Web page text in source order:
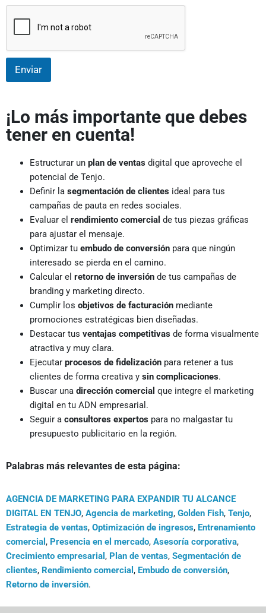
Enviar
¡Lo más importante que debes
tener en cuenta!
Estructurar un plan de ventas digital que aproveche el
potencial de Tenjo.
Definir la segmentación de clientes ideal para tus
campañas de pauta en redes sociales.
Evaluar el rendimiento comercial de tus piezas gráficas
para ajustar el mensaje.
Optimizar tu embudo de conversión para que ningún
interesado se pierda en el camino.
Calcular el retorno de inversión de tus campañas de
branding y marketing directo.
Cumplir los objetivos de facturación mediante
promociones estratégicas bien diseñadas.
Destacar tus ventajas competitivas de forma visualmente
atractiva y muy clara.
Ejecutar procesos de fidelización para retener a tus
clientes de forma creativa y sin complicaciones.
Buscar una dirección comercial que integre el marketing
digital en tu ADN empresarial.
Seguir a consultores expertos para no malgastar tu
presupuesto publicitario en la región.
Palabras más relevantes de esta página:
AGENCIA DE MARKETING PARA EXPANDIR TU ALCANCE
DIGITAL EN TENJO, Agencia de marketing, Golden Fish, Tenjo,
Estrategia de ventas, Optimización de ingresos, Entrenamiento
comercial , Presencia en el mercado, Asesoría corporativa,
Crecimiento empresarial , Plan de ventas, Segmentación de
clientes, Rendimiento comercial , Embudo de conversión,
Retorno de inversión.